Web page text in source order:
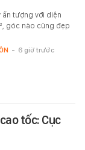
ấn tượng với diện
góc nào cũng đẹp
- 6 giờ trước
tốc: Cục